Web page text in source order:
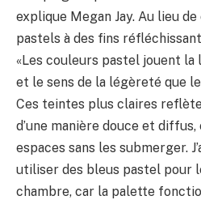
explique Megan Jay. Au lieu
pastels à des fins
«Les couleurs pastel jouent la
et le sens de la légèreté que
Ces teintes plus claires
d’une manière douce et
espaces sans les submerger.
utiliser des bleus pastel pour
chambre, car la palette